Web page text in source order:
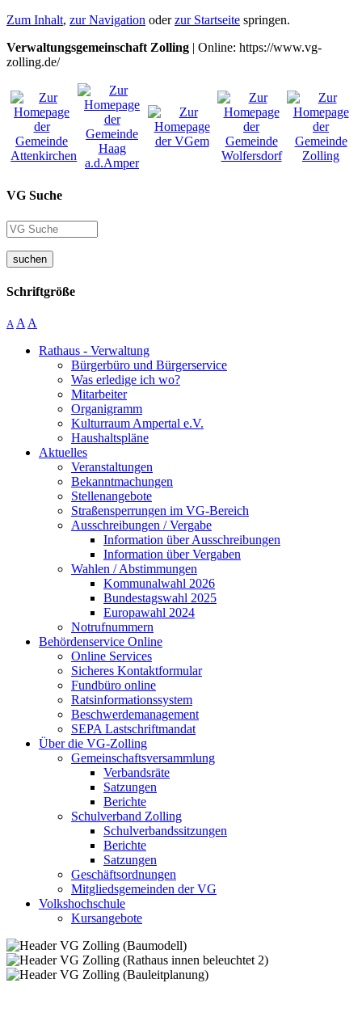
Zum Inhalt, zur Navigation oderzur Startseite springen.
Verwaltungsgemeinschaft Zolling | Online: https://www.vg-
zolling.de/
VG Suche
suchen
Schriftgröße
A A A
Rathaus - Verwaltung
Bürgerbüro und Bürgerservice
Was erledige ich wo?
Mitarbeiter
Organigramm
Kulturraum Ampertal e.V.
Haushaltspläne
Aktuelles
Veranstaltungen
Bekanntmachungen
Stellenangebote
Straßensperrungen im VG-Bereich
Ausschreibungen / Vergabe
Information über Ausschreibungen
Information über Vergaben
Wahlen / Abstimmungen
Kommunalwahl 2026
Bundestagswahl 2025
Europawahl 2024
Notrufnummern
Behördenservice Online
Online Services
Sicheres Kontaktformular
Fundbüro online
Ratsinformationssystem
Beschwerdemanagement
SEPA Lastschriftmandat
Über die VG-Zolling
Gemeinschaftsversammlung
Verbandsräte
Satzungen
Berichte
Schulverband Zolling
Schulverbandssitzungen
Berichte
Satzungen
Geschäftsordnungen
Mitgliedsgemeinden der VG
Volkshochschule
Kursangebote